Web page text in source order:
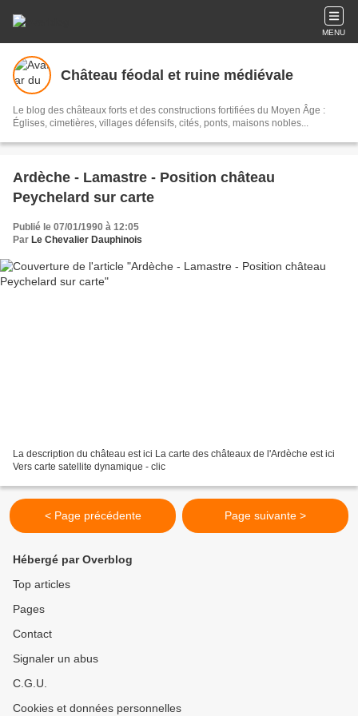
MENU
Château féodal et ruine médiévale
Le blog des châteaux forts et des constructions fortifiées du Moyen Âge :
Églises, cimetières, villages défensifs, cités, ponts, maisons nobles...
Ardèche - Lamastre - Position château
Peychelard sur carte
Publié le 07/01/1990 à 12:05
Par Le Chevalier Dauphinois
La description du château est ici La carte des châteaux de l'Ardèche est ici
Vers carte satellite dynamique - clic
< Page précédente Page suivante >
Hébergé par Overblog
Top articles
Pages
Contact
Signaler un abus
C.G.U.
Cookies et données personnelles